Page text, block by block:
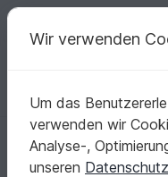
Deine kreativen
Deutsch | €
Startseite Häkeln
Schnullerkette
Schnullerkette
Wir verwenden
Um das
verwenden wir
Analyse-,
unseren